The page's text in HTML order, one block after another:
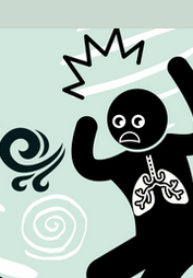
Positivitet Sårbar
Yoga Tankemylder
EGO